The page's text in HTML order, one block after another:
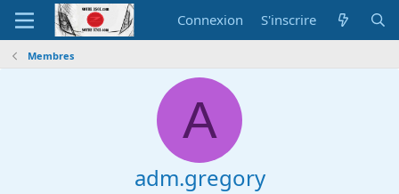
Connexion S'inscrire
Membres
A
adm.gregory